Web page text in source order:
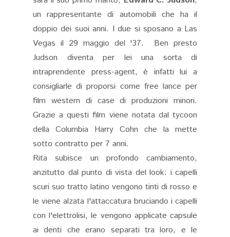
un rappresentante di automobili che ha il
doppio dei suoi anni. I due si sposano a Las
Vegas il 29 maggio del '37. Ben presto
Judson diventa per lei una sorta di
intraprendente press-agent, è infatti lui a
consigliarle di proporsi come free lance per
film western di case di produzioni minori.
Grazie a questi film viene notata dal tycoon
della Columbia Harry Cohn che la mette
sotto contratto per 7 anni.
Rita subisce un profondo cambiamento,
anzitutto dal punto di vista del look: i capelli
scuri suo tratto latino vengono tinti di rosso e
le viene alzata l'attaccatura bruciando i capelli
con l'elettrolisi, le vengono applicate capsule
ai denti che erano separati tra loro, e le